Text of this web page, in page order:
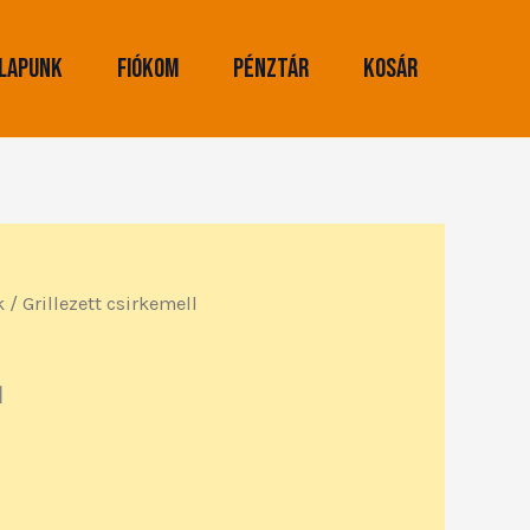
Fiókom Pénztár Kosár
/ Grillezett csirkemell